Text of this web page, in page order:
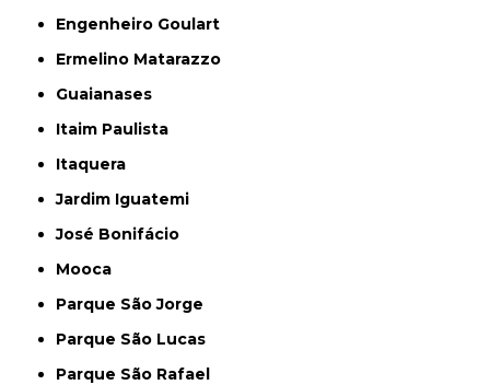
Engenheiro Goulart
Ermelino Matarazzo
Guaianases
Itaim Paulista
Itaquera
Jardim Iguatemi
José Bonifácio
Mooca
Parque São Jorge
Parque São Lucas
Parque São Rafael